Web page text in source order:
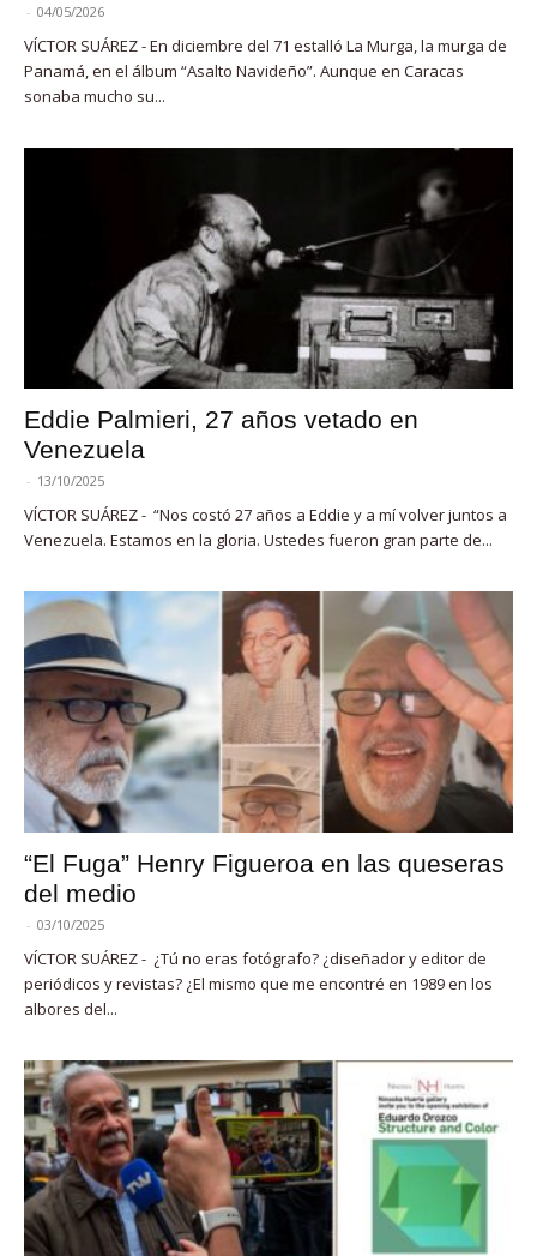
- 04/05/2026
VÍCTOR SUÁREZ - En diciembre del 71 estalló La Murga, la murga de
Panamá, en el álbum “Asalto Navideño”. Aunque en Caracas
sonaba mucho su...
Eddie Palmieri, 27 años vetado en
Venezuela
- 13/10/2025
VÍCTOR SUÁREZ - “Nos costó 27 años a Eddie y a mí volver juntos a
Venezuela. Estamos en la gloria. Ustedes fueron gran parte de...
“El Fuga” Henry Figueroa en las queseras
del medio
- 03/10/2025
VÍCTOR SUÁREZ - ¿Tú no eras fotógrafo? ¿diseñador y editor de
periódicos y revistas? ¿El mismo que me encontré en 1989 en los
albores del...